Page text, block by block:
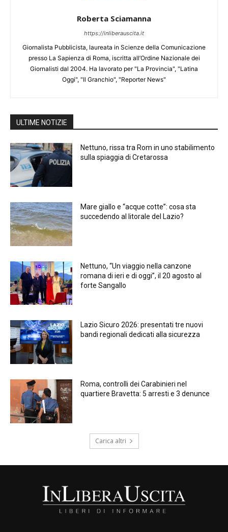
Roberta Sciamanna
https://inliberauscita.it
Giornalista Pubblicista, laureata in Scienze della Comunicazione
presso La Sapienza di Roma, iscritta all’Ordine Nazionale dei
Giornalisti dal 2004. Ha lavorato per "La Provincia", "Latina
Oggi", "Il Granchio", "Reporter News"
ULTIME NOTIZIE
Nettuno, rissa tra Rom in uno stabilimento
sulla spiaggia di Cretarossa
Mare giallo e “acque cotte”: cosa sta
succedendo al litorale del Lazio?
Nettuno, “Un viaggio nella canzone
romana di ieri e di oggi”, il 20 agosto al
forte Sangallo
Lazio Sicuro 2026: presentati tre nuovi
bandi regionali dedicati alla sicurezza
Roma, controlli dei Carabinieri nel
quartiere Bravetta: 5 arresti e 3 denunce
Carica altri